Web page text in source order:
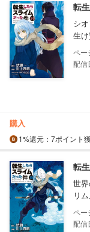
転
シ
生
配信
購入
1%還元 ：7ポイント
転
世
リ
配信